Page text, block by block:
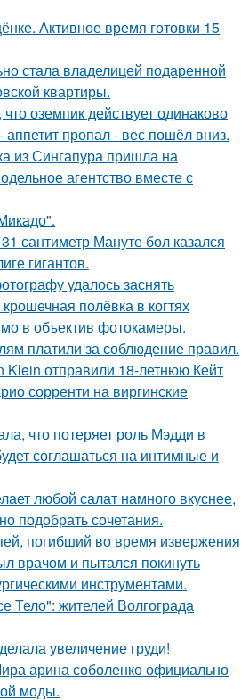
Активное время готовки 15
стала владелицей подаренной
квартиры.
оземпик действует одинаково
аппетит пропал - вес пошёл вниз.
из Сингапура пришла на
агентство вместе с
сантиметр Мануте бол казался
гигантов.
удалось заснять
полёвка в когтях
в объектив фотокамеры.
платили за соблюдение правил.
Klein отправили 18-летнюю Кейт
сорренти на виргинские
что потеряет роль Мэдди в
соглашаться на интимные и
любой салат намного вкуснее,
подобрать сочетания.
погибший во время извержения
врачом и пытался покинуть
инструментами.
Тело": жителей Волгограда
увеличение груди!
арина соболенко официально
моды.